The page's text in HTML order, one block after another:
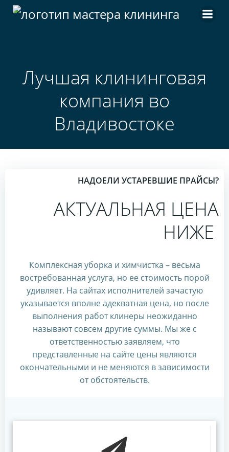
к
Лучшая клининговая
компания во
Владивостоке
НАДОЕЛИ УСТАРЕВШИЕ ПРАЙСЫ?
АКТУАЛЬНАЯ ЦЕНА
НИЖЕ
Комплексная уборка и химчистка – весьма
востребованная услуга, но ее стоимость порой
удивляет. На сайтах исполнителей зачастую
указывается вполне адекватная цена, но после
выполнения работ клинеры неожиданно
называют совсем другие суммы. Мы же с
ответственностью заявляем, что
представленные на сайте цены являются
окончательными и не меняются в зависимости
от обстоятельств.